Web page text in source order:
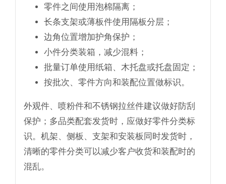
零件之间使用泡棉隔离；
长条支架或薄板件使用隔板分层；
边角位置增加护角保护；
小件分类装箱，减少混料；
批量订单使用纸箱、木托盘或托盘固定；
按批次、零件方向和装配位置做标识。
外观件、喷粉件和不锈钢拉丝件建议做好防刮
保护；多品类配套发货时，应做好零件分类标
识。机架、侧板、支架和安装板同时发货时，
清晰的零件分类可以减少客户收货和装配时的
混乱。